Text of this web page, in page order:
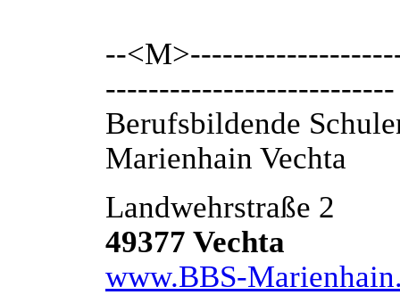
--
---------------------------
Berufsbildende
Marienhain Vechta
Landwehrstraße 2
49377 Vechta
www.BBS-